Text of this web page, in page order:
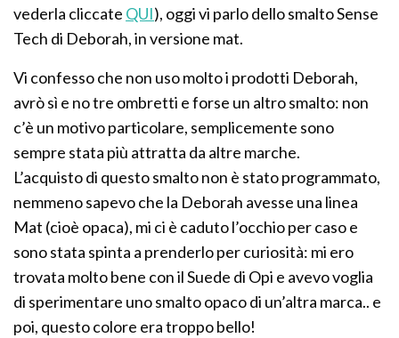
vederla cliccate QUI), oggi vi parlo dello smalto Sense
Tech di Deborah, in versione mat.
Vi confesso che non uso molto i prodotti Deborah,
avrò sì e no tre ombretti e forse un altro smalto: non
c’è un motivo particolare, semplicemente sono
sempre stata più attratta da altre marche.
L’acquisto di questo smalto non è stato programmato,
nemmeno sapevo che la Deborah avesse una linea
Mat (cioè opaca), mi ci è caduto l’occhio per caso e
sono stata spinta a prenderlo per curiosità: mi ero
trovata molto bene con il Suede di Opi e avevo voglia
di sperimentare uno smalto opaco di un’altra marca.. e
poi, questo colore era troppo bello!